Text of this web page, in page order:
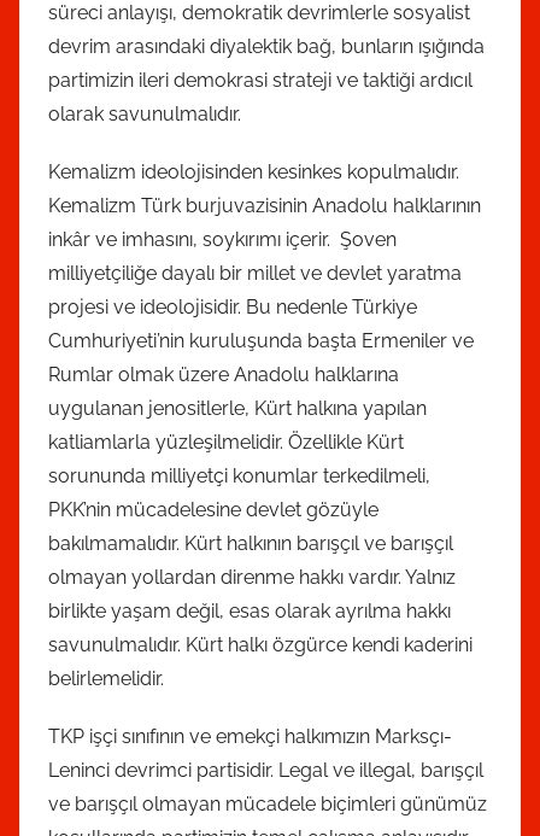
süreci anlayışı, demokratik devrimlerle sosyalist
devrim arasındaki diyalektik bağ, bunların ışığında
partimizin ileri demokrasi strateji ve taktiği ardıcıl
olarak savunulmalıdır.
Kemalizm ideolojisinden kesinkes kopulmalıdır.
Kemalizm Türk burjuvazisinin Anadolu halklarının
inkâr ve imhasını, soykırımı içerir. Şoven
milliyetçiliğe dayalı bir millet ve devlet yaratma
projesi ve ideolojisidir. Bu nedenle Türkiye
Cumhuriyeti’nin kuruluşunda başta Ermeniler ve
Rumlar olmak üzere Anadolu halklarına
uygulanan jenositlerle, Kürt halkına yapılan
katliamlarla yüzleşilmelidir. Özellikle Kürt
sorununda milliyetçi konumlar terkedilmeli,
PKK’nin mücadelesine devlet gözüyle
bakılmamalıdır. Kürt halkının barışçıl ve barışçıl
olmayan yollardan direnme hakkı vardır. Yalnız
birlikte yaşam değil, esas olarak ayrılma hakkı
savunulmalıdır. Kürt halkı özgürce kendi kaderini
belirlemelidir.
TKP işçi sınıfının ve emekçi halkımızın Marksçı-
Leninci devrimci partisidir. Legal ve illegal, barışçıl
ve barışçıl olmayan mücadele biçimleri günümüz